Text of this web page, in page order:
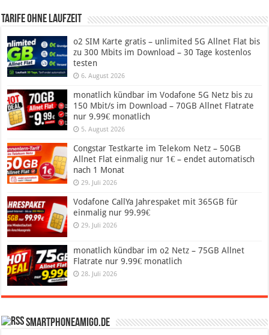
Tarife ohne Laufzeit
o2 SIM Karte gratis – unlimited 5G Allnet Flat bis
zu 300 Mbits im Download – 30 Tage kostenlos
testen
6. August 2026
monatlich kündbar im Vodafone 5G Netz bis zu
150 Mbit/s im Download – 70GB Allnet Flatrate
nur 9.99€ monatlich
5. August 2026
Congstar Testkarte im Telekom Netz – 50GB
Allnet Flat einmalig nur 1€ – endet automatisch
nach 1 Monat
29. Juli 2026
Vodafone CallYa Jahrespaket mit 365GB für
einmalig nur 99.99€
29. Juli 2026
monatlich kündbar im o2 Netz – 75GB Allnet
Flatrate nur 9.99€ monatlich
28. Juli 2026
SmartphoneAmigo.de